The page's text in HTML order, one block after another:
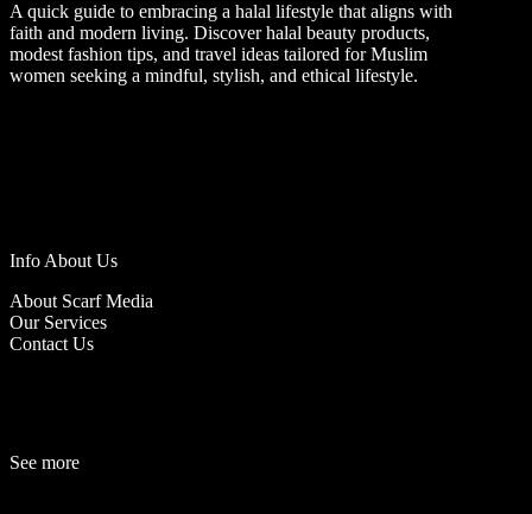
A quick guide to embracing a halal lifestyle that aligns with
faith and modern living. Discover halal beauty products,
modest fashion tips, and travel ideas tailored for Muslim
women seeking a mindful, stylish, and ethical lifestyle.
Info About Us
About Scarf Media
Our Services
Contact Us
See more